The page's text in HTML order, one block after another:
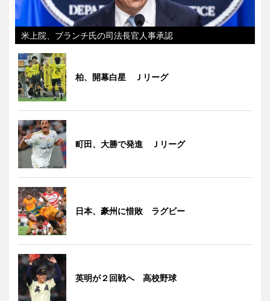
米上院、ブランチ氏の司法長官人事承認
柏、開幕白星 Ｊリーグ
町田、大勝で発進 Ｊリーグ
日本、豪州に惜敗 ラグビー
英明が２回戦へ 高校野球